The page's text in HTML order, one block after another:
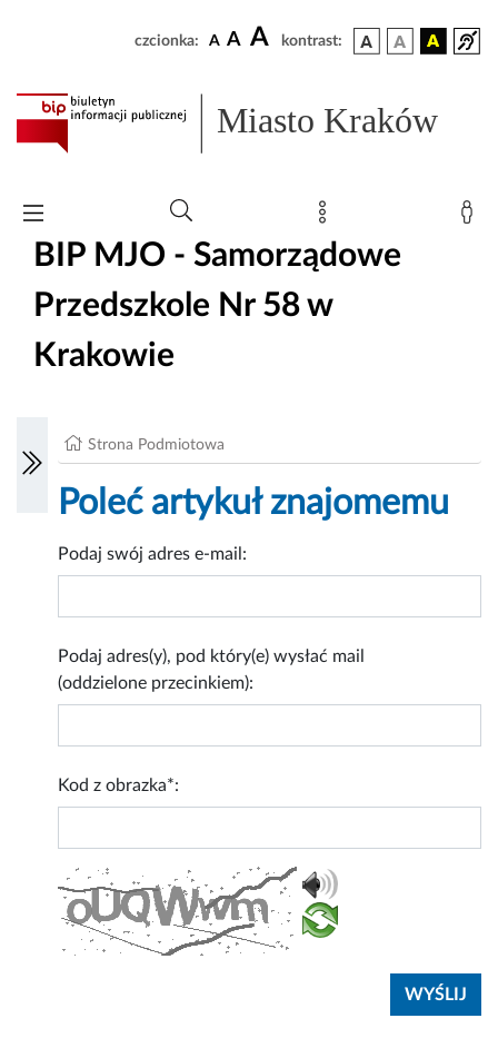
czcionka: A A A kontrast:
Miasto Kraków
BIP MJO - Samorządowe
Przedszkole Nr 58 w
Krakowie
Strona Podmiotowa
Poleć artykuł znajomemu
Podaj swój adres e-mail:
Podaj adres(y), pod który(e) wysłać mail
(oddzielone przecinkiem):
Kod z obrazka*: